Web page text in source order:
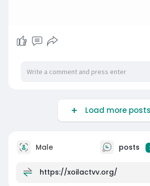
Load more posts
Male posts
https://xoilactvv.org/